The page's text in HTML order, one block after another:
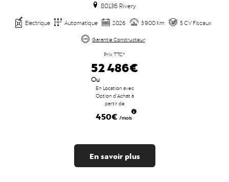
80136 Rivery
Electrique Automatique 2026 3 900 Km 5 CV Fiscaux
Garantie Constructeur
Prix TTC*
52 486€
Ou
En Location avec
Option d'Achat à
partir de
450€ /mois
En savoir plus